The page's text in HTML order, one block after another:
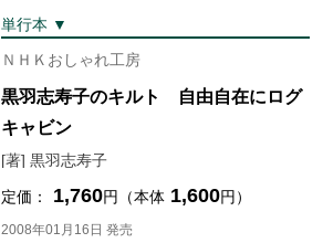
単行本 ▼
ＮＨＫおしゃれ工房
黒羽志寿子のキルト 自由自在にログ
キャビン
[著] 黒羽志寿子
定価： 1,760円（本体 1,600円）
2008年01月16日 発売